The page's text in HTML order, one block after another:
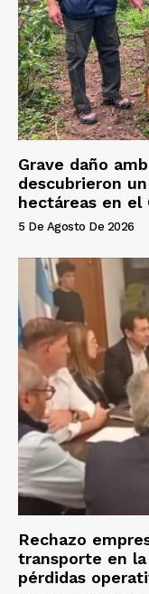
Grave daño
descubrieron
hectáreas en el
5 De Agosto De 2026
Rechazo
transporte en la
pérdidas